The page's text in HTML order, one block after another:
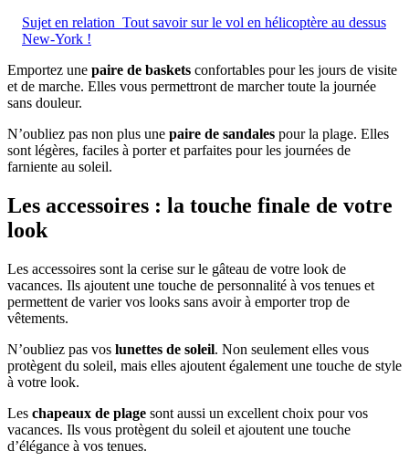
Sujet en relation Tout savoir sur le vol en hélicoptère au dessus
New-York !
Emportez une paire de baskets confortables pour les jours de visite
et de marche. Elles vous permettront de marcher toute la journée
sans douleur.
N’oubliez pas non plus une paire de sandales pour la plage. Elles
sont légères, faciles à porter et parfaites pour les journées de
farniente au soleil.
Les accessoires : la touche finale de votre
look
Les accessoires sont la cerise sur le gâteau de votre look de
vacances. Ils ajoutent une touche de personnalité à vos tenues et
permettent de varier vos looks sans avoir à emporter trop de
vêtements.
N’oubliez pas vos lunettes de soleil. Non seulement elles vous
protègent du soleil, mais elles ajoutent également une touche de style
à votre look.
Les chapeaux de plage sont aussi un excellent choix pour vos
vacances. Ils vous protègent du soleil et ajoutent une touche
d’élégance à vos tenues.